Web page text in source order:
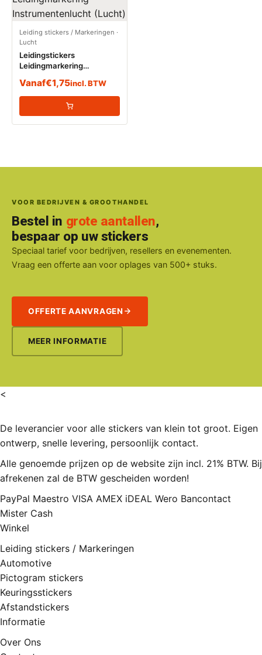
Leiding stickers / Markeringen ·
Lucht
Leidingstickers
Leidingmarkering
Vanaf€1,75incl. BTW
VOOR BEDRIJVEN & GROOTHANDEL
Bestel in grote aantallen,
bespaar op uw stickers
Speciaal tarief voor bedrijven, resellers en evenementen.
Vraag een offerte aan voor oplages van 500+ stuks.
OFFERTE AANVRAGEN
MEER INFORMATIE
<
De leverancier voor alle stickers van klein tot groot. Eigen
ontwerp, snelle levering, persoonlijk contact.
Alle genoemde prijzen op de website zijn incl. 21% BTW. Bij
afrekenen zal de BTW gescheiden worden!
PayPal Maestro VISA AMEX iDEAL Wero Bancontact
Mister Cash
Winkel
Leiding stickers / Markeringen
Automotive
Pictogram stickers
Keuringsstickers
Afstandstickers
Informatie
Over Ons